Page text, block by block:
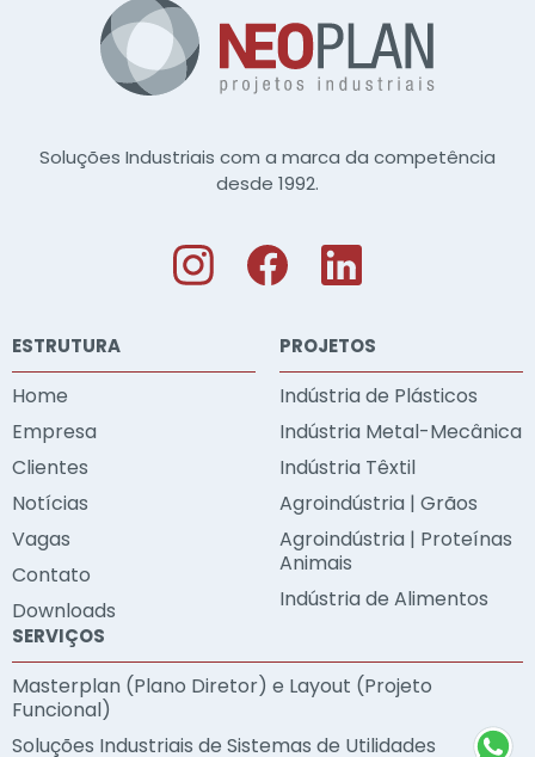
Soluções Industriais com a marca da competência
desde 1992.
ESTRUTURA
Home
Empresa
Clientes
Notícias
Vagas
Contato
Downloads
PROJETOS
Indústria de Plásticos
Indústria Metal-Mecânica
Indústria Têxtil
Agroindústria | Grãos
Agroindústria | Proteínas
Animais
Indústria de Alimentos
SERVIÇOS
Masterplan (Plano Diretor) e Layout (Projeto
Funcional)
Soluções Industriais de Sistemas de Utilidades